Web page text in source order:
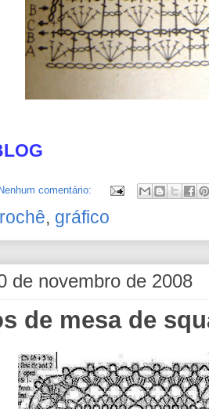
Nenhum comentário:
, gráfico
de novembro de 2008
de mesa de